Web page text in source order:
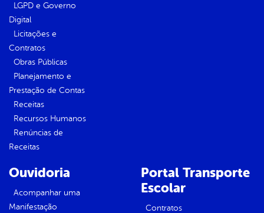
LGPD e Governo
Digital
Licitações e
Contratos
Obras Públicas
Planejamento e
Prestação de Contas
Receitas
Recursos Humanos
Renúncias de
Receitas
Ouvidoria
Acompanhar uma
Manifestação
Portal Transporte
Escolar
Contratos